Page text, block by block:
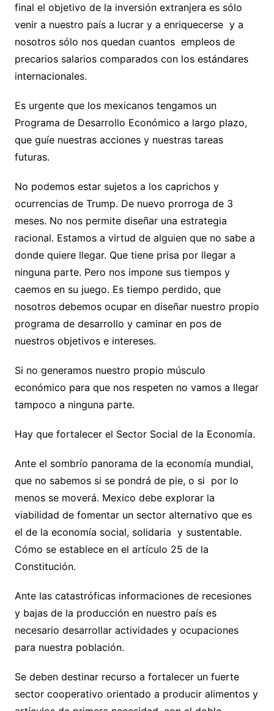
final el objetivo de la inversión extranjera es sólo
venir a nuestro país a lucrar y a enriquecerse y a
nosotros sólo nos quedan cuantos empleos de
precarios salarios comparados con los estándares
internacionales.
Es urgente que los mexicanos tengamos un
Programa de Desarrollo Económico a largo plazo,
que guíe nuestras acciones y nuestras tareas
futuras.
No podemos estar sujetos a los caprichos y
ocurrencias de Trump. De nuevo prorroga de 3
meses. No nos permite diseñar una estrategia
racional. Estamos a virtud de alguien que no sabe a
donde quiere llegar. Que tiene prisa por llegar a
ninguna parte. Pero nos impone sus tiempos y
caemos en su juego. Es tiempo perdido, que
nosotros debemos ocupar en diseñar nuestro propio
programa de desarrollo y caminar en pos de
nuestros objetivos e intereses.
Si no generamos nuestro propio músculo
económico para que nos respeten no vamos a llegar
tampoco a ninguna parte.
Hay que fortalecer el Sector Social de la Economía.
Ante el sombrío panorama de la economía mundial,
que no sabemos si se pondrá de pie, o si por lo
menos se moverá. Mexico debe explorar la
viabilidad de fomentar un sector alternativo que es
el de la economía social, solidaria y sustentable.
Cómo se establece en el artículo 25 de la
Constitución.
Ante las catastróficas informaciones de recesiones
y bajas de la producción en nuestro país es
necesario desarrollar actividades y ocupaciones
para nuestra población.
Se deben destinar recurso a fortalecer un fuerte
sector cooperativo orientado a producir alimentos y